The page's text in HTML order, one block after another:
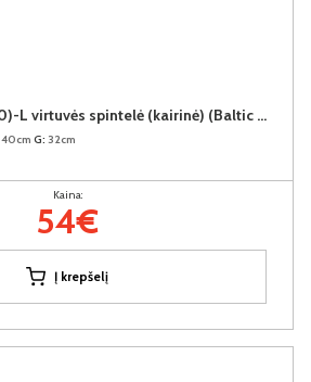
SORENTO G40(100)-L virtuvės spintelė (kairinė) (Baltic Storm/Beige)
40cm G: 32cm
Kaina:
54€
Į krepšelį